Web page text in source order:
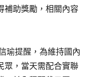
補助獎勵，相關內容
提醒，為維持國內
眾，當天需配合實聯